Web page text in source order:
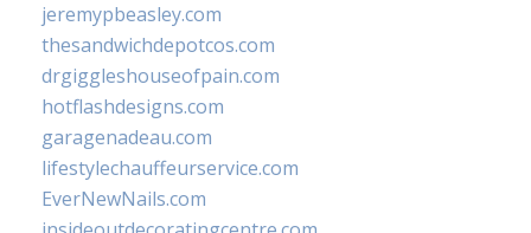
jeremypbeasley.com
thesandwichdepotcos.com
drgiggleshouseofpain.com
hotflashdesigns.com
garagenadeau.com
lifestylechauffeurservice.com
EverNewNails.com